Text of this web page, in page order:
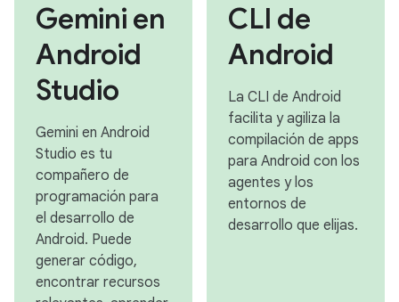
Gemini en
Android
Studio
Gemini en Android
Studio es tu
compañero de
programación para
el desarrollo de
Android. Puede
generar código,
encontrar recursos
CLI de
Android
La CLI de Android
facilita y agiliza la
compilación de apps
para Android con los
agentes y los
entornos de
desarrollo que elijas.